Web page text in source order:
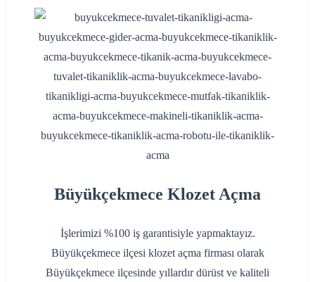
Büyükçekmece Klozet Açma
İşlerimizi %100 iş garantisiyle yapmaktayız.
Büyükçekmece ilçesi klozet açma firması olarak
Büyükçekmece ilçesinde yıllardır dürüst ve kaliteli